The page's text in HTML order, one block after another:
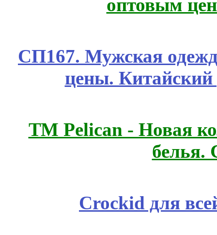
оптовым
СП167. Мужская
цены.
ТМ Pelican - Новая
белья.
Crockid для